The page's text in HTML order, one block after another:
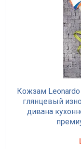
Кожзам
глянцевый
дивана